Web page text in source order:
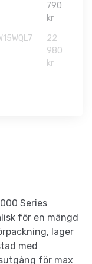
790
kr
22
980
kr
Series
för en mängd
lager
med
för max